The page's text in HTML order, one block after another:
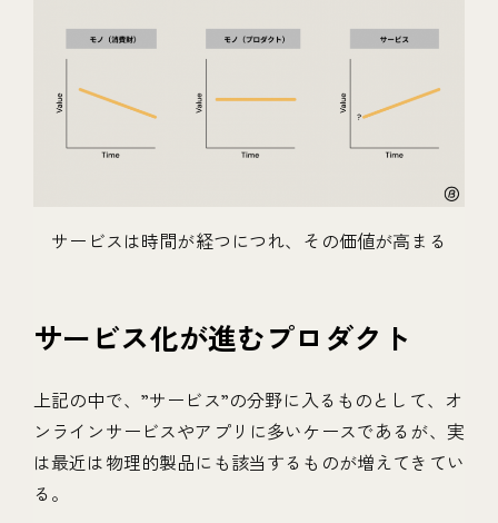
サービスは時間が経つにつれ、その価値が高まる
サービス化が進むプロダクト
上記の中で、”サービス”の分野に入るものとして、オ
ンラインサービスやアプリに多いケースであるが、実
は最近は物理的製品にも該当するものが増えてきてい
る。